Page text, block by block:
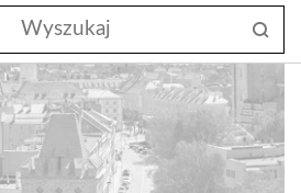
Wyszukaj
w
serwisie